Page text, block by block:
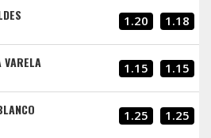
1.20 1.18
1.15 1.15
1.25 1.25